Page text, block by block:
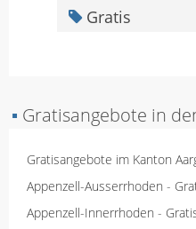
Gratis
▪ Gratisangebote in
Gratisangebote im Kanton
Appenzell-Ausserrhoden -
Appenzell-Innerrhoden -